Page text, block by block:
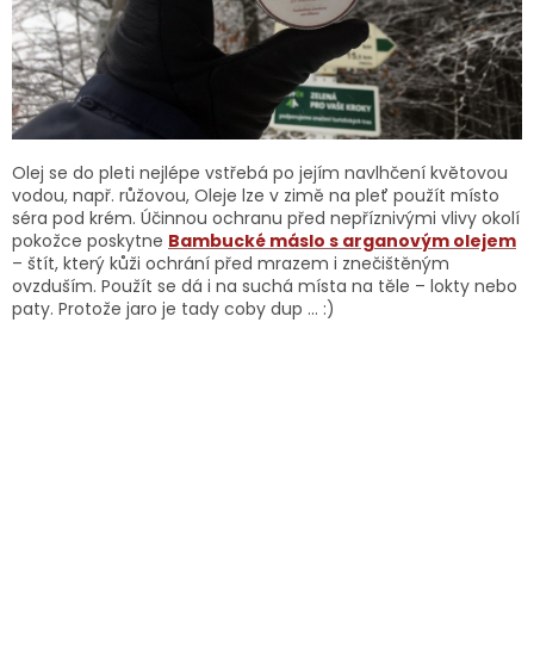
Olej se do pleti nejlépe vstřebá po jejím navlhčení květovou
vodou, např. růžovou, Oleje lze v zimě na pleť použít místo
séra pod krém. Účinnou ochranu před nepříznivými vlivy okolí
pokožce poskytne Bambucké máslo s arganovým olejem
– štít, který kůži ochrání před mrazem i znečištěným
ovzduším. Použít se dá i na suchá místa na těle – lokty nebo
paty. Protože jaro je tady coby dup … :)